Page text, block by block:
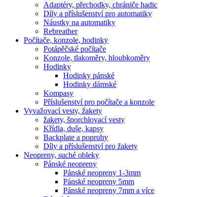
Adaptéry, přechodky, chrániče hadic
Díly a příslušenství pro automatiky
Náustky na automatiky
Rebreather
Počítače, konzole, hodinky
Potápěčské počítače
Konzole, tlakoměry, hloubkoměry
Hodinky
Hodinky pánské
Hodinky dámské
Kompasy
Příslušenství pro počítače a konzole
Vyvažovací vesty, žakety
žakety, šnorchlovací vesty
Křídla, duše, kapsy
Backplate a popruhy
Díly a příslušenství pro žakety
Neopreny, suché obleky
Pánské neopreny
Pánské neopreny 1-3mm
Pánské neopreny 5mm
Pánské neopreny 7mm a více